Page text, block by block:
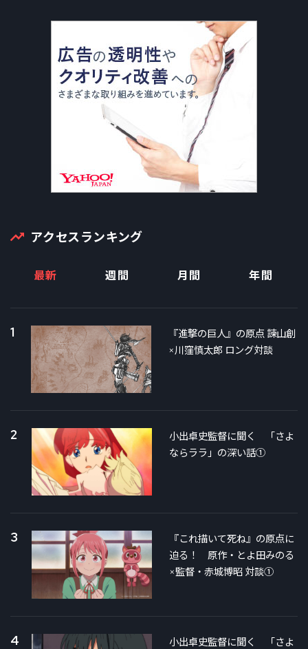
アクセスランキング
最新 週間 月間 年間
1
『進撃の巨人』の原点 諫山創
×川窪慎太郎 ロング対談
2
小出卓史監督に聞く 「さよ
ならララ」の深い話①
3
『これ描いて死ね』の原点に
迫る！ 原作・とよ田みのる
×監督・赤城博昭 対談①
4
小出卓史監督に聞く 「さよ